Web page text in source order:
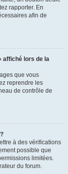
rapporter. En
afin de
affiché lors de la
que vous
reprendre les
de contrôle de
à des vérifications
possible que
limitées.
du forum.